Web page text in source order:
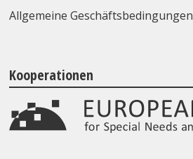
Allgemeine Geschäftsbedingungen
Kooperationen